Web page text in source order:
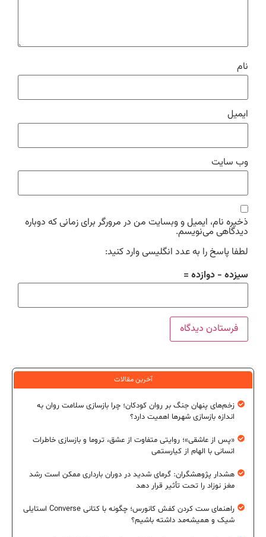
نام
ایمیل
وب‌ سایت
ذخیره نام، ایمیل و وبسایت من در مرورگر برای زمانی که دوباره
دیدگاهی می‌نویسم.
لطفا پاسخ را به عدد انگلیسی وارد کنید:
سیزده − دوازده =
آخرین مقالات
زخم‌های پنهان جنگ بر روان کودکان؛ چرا بازسازی سلامت روان به
اندازه بازسازی شهرها اهمیت دارد؟
«پس از عاشقی»؛ روایتی متفاوت از عشق، تروما و بازسازی خاطرات
انسانی با الهام از کیارستمی
هشدار پژوهشگران: گرمای شدید در دوران بارداری ممکن است رشد
مغز نوزاد را تحت تأثیر قرار دهد
راهنمای ست کردن کفش کانورس؛ چگونه با کتانی Converse استایلی
شیک و همیشه‌مد داشته باشیم؟